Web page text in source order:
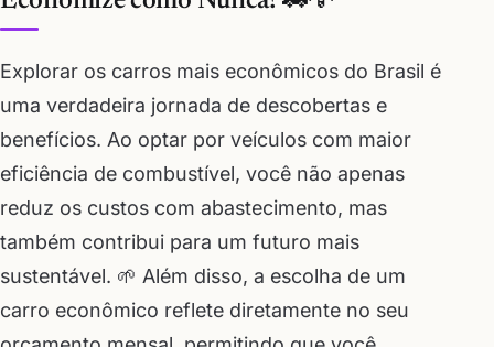
Explorar os carros mais econômicos do Brasil é
uma verdadeira jornada de descobertas e
benefícios. Ao optar por veículos com maior
eficiência de combustível, você não apenas
reduz os custos com abastecimento, mas
também contribui para um futuro mais
sustentável. 🌱 Além disso, a escolha de um
carro econômico reflete diretamente no seu